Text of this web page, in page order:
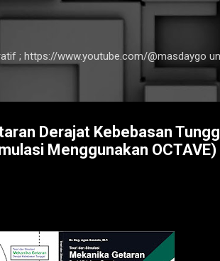
ke konten utama
; https://www.youtube.com/@masdaygo
Derajat Kebebasan
Menggunakan OCTAVE)